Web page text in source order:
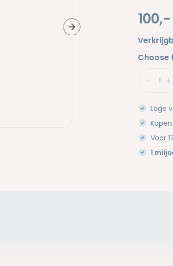
100,-
Choose
+
-
Lage
Voor
1